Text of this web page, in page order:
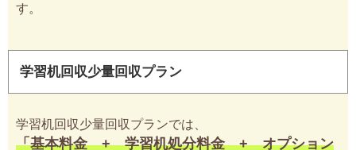
す。
学習机回収少量回収プラン
学習机回収少量回収プランでは、
「基本料金 + 学習机処分料金 + オプション